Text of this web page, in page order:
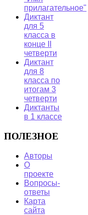
прилагательное"
Диктант
для 5
класса в
конце II
четверти
Диктант
для 8
класса по
итогам 3
четверти
Диктанты
в 1 классе
ПОЛЕЗНОЕ
Авторы
О
проекте
Вопросы-
ответы
Карта
сайта